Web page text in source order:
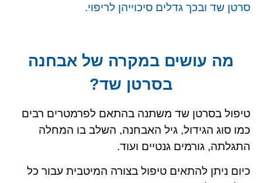
סרטן שד ובכך גדלים סיכוייהן לריפוי.
מה עושים במקרה של אבחנה
בסרטן שד?
טיפול בסרטן שד משתנה בהתאם לפרמטרים רבים
כמו סוג הגידול, גיל האבחנה, השלב בו המחלה
התגלתה, גורמים גנטיים ועוד.
כיום ניתן להתאים טיפול בצורה המיטבית עבור כל